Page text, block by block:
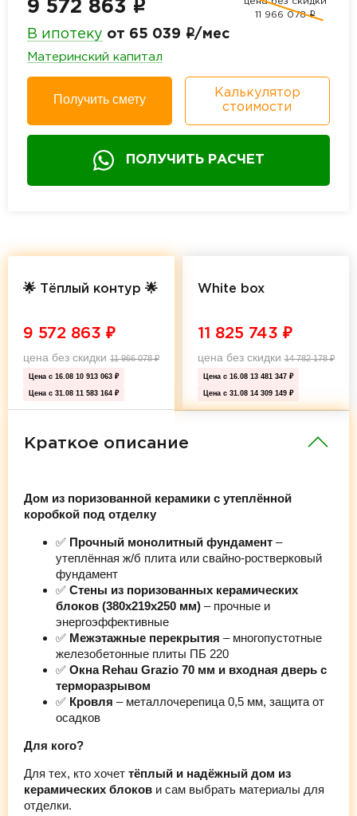
9 572 863 i
11 966 078 i
В ипотеку от 65 039 i/мес
Материнский капитал
Получить смету
Калькулятор
стоимости
ПОЛУЧИТЬ РАСЧЕТ
🌟 Тёплый контур 🌟
9 572 863 ₽
цена без скидки 11 966 078₽
Цена с 16.08 10 913 063 ₽
Цена с 31.08 11 583 164 ₽
White box
11 825 743 ₽
цена без скидки14 782 178₽
Цена с 16.08 13 481 347 ₽
Цена с 31.08 14 309 149 ₽
Краткое описание
Дом из поризованной керамики с утеплённой
коробкой под отделку
✅ Прочный монолитный фундамент –
утеплённая ж/б плита или свайно-ростверковый
фундамент
✅ Стены из поризованных керамических
блоков (380х219х250 мм) – прочные и
энергоэффективные
✅ Межэтажные перекрытия – многопустотные
железобетонные плиты ПБ 220
✅ Окна Rehau Grazio 70 мм и входная дверь с
терморазрывом
✅ Кровля – металлочерепица 0,5 мм, защита от
осадков
Для кого?
Для тех, кто хочет тёплый и надёжный дом из
керамических блоков и сам выбрать материалы для
отделки.